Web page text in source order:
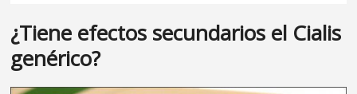
¿Tiene efectos secundarios el Cialis
genérico?